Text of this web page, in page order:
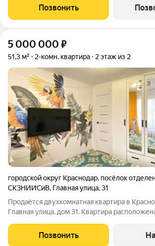
Позвонить
5 000 000 ₽
51,3 м² 2-комн. квартира 2 этаж из 2
городской округ Краснодар, посёлок
СКЗНИИСиВ, Главная улица,31
Продаётся двухкомнатная квартира в
Главная улица, дом 31. Квартира
Высота потолков 2,5 метра, что придаёт квартире особую
атмосферу и простор.
Позвонить